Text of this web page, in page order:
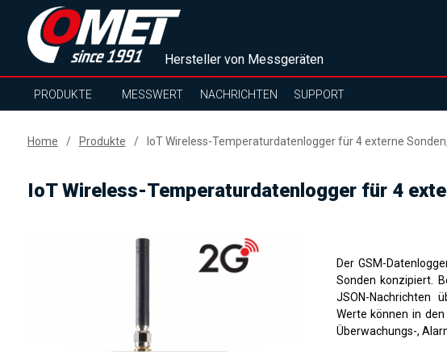
Hersteller von Messgeräten
PRODUKTE MESSWERT NACHRICHTEN SUPPORT
Home Produkte IoT Wireless-Temperaturdatenlogger für 4 externe
IoT Wireless-Temperaturdatenlogger für 4
Der GSM-
Sonden konzipiert.
JSON-Nachrichten
Werte können in
Überwachungs-,